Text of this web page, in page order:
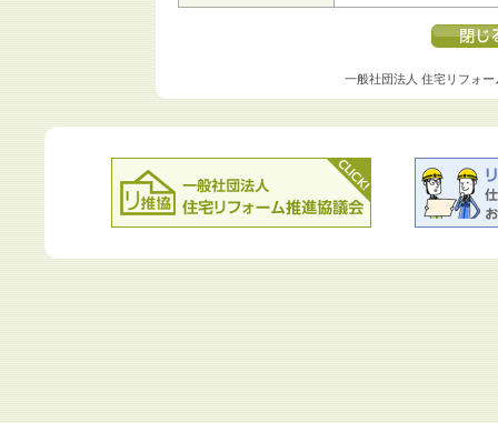
一般社団法人 住宅リフォー